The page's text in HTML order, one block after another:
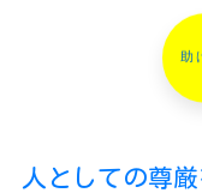
助
人としての尊